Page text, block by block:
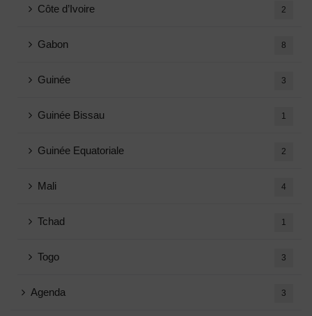
Côte d’Ivoire 2
Gabon 8
Guinée 3
Guinée Bissau 1
Guinée Equatoriale 2
Mali 4
Tchad 1
Togo 3
Agenda 3